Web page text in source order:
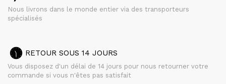
Nous livrons dans le monde entier via des transporteurs
spécialisés
RETOUR SOUS 14 JOURS
Vous disposez d'un délai de 14 jours pour nous retourner votre
commande si vous n'êtes pas satisfait